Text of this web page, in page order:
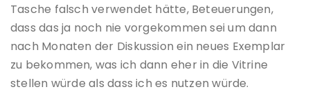
Tasche falsch verwendet hätte, Beteuerungen,
dass das ja noch nie vorgekommen sei um dann
nach Monaten der Diskussion ein neues Exemplar
zu bekommen, was ich dann eher in die Vitrine
stellen würde als dass ich es nutzen würde.